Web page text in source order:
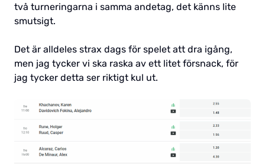
två turneringarna i samma andetag, det känns lite
smutsigt.
Det är alldeles strax dags för spelet att dra igång,
men jag tycker vi ska raska av ett litet försnack, för
jag tycker detta ser riktigt kul ut.